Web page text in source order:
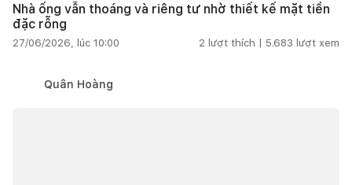
Nhà ống vẫn thoáng và riêng tư nhờ thiết kế mặt tiền
đặc rỗng
27/06/2026, lúc 10:00 2 lượt thích | 5.683 lượt xem
Quân Hoàng